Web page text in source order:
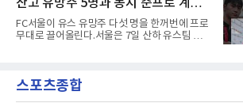
연합뉴스 취재를 종합하면 서울경찰청 광역수사
단 금융범죄수사대는 전날 축구협회 사무실 등
을 압수수색해 감독 선임 관련 자료를 다수 확보
했다. 특히 감독 후보를 검토해 이사회에 추천하
독을 1순위 후보로 정하고 검증한 과정, 이사회
의 최종 승인 경위를 살
산고 유망주 5명과 동시 준프로 계
약...ACL2 겨냥
FC서울이 유스 유망주 다섯 명을 한꺼번에 프로
무대로 끌어올린다.서울은 7일 산하 유스팀 서
현·정현웅과 2학년 정하원이 대상이다.오산고의
성적이 배경이 됐다. 올 시즌 백운기 전국 고등학
스포츠종합